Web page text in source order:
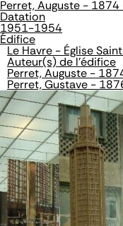
Perret, Auguste -
Datation
1951-1954
Édifice
Le Havre - Église
Auteur(s) de l'édifice
Perret, Auguste -
Perret, Gustave -